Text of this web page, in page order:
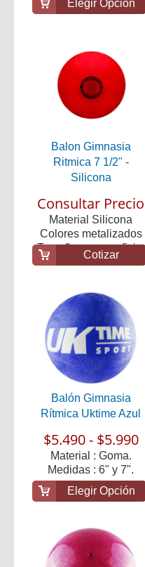
Elegir Opción
Balon Gimnasia
Ritmica 7 1/2" -
Silicona
Consultar Precio
Material Silicona
Colores metalizados
Tamaño y peso ofici...
Cotizar
Balón Gimnasia
Rítmica Uktime Azul
$5.490 - $5.990
Material : Goma.
Medidas : 6" y 7".
Elegir Opción